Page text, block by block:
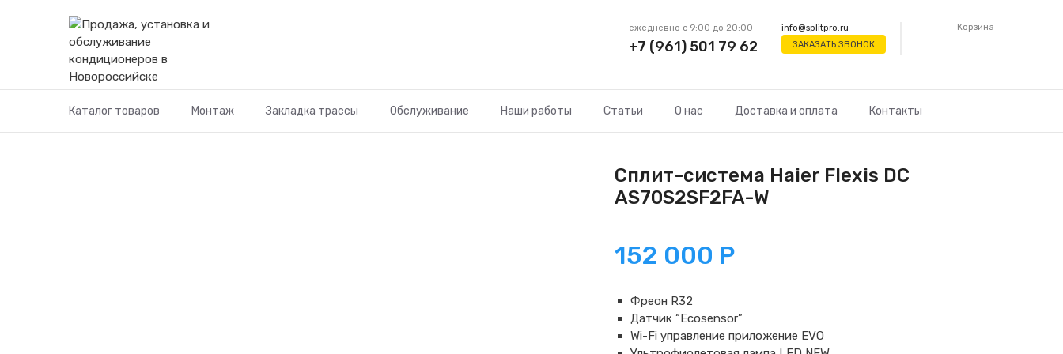
содержимому
info@splitpro.ru
ЗАКАЗАТЬ ЗВОНОК
ежедневно с 9:00 до 20:00
+7 (961) 501 79 62
Корзина
Каталог товаров Монтаж Закладка трассы Обслуживание Наши работы Статьи О нас Доставка и оплата Контакты
Сплит-система Haier Flexis DC
AS70S2SF2FA-W
152 000 Р
Фреон R32
Датчик “Ecosensor”
Wi-Fi управление приложение EVO